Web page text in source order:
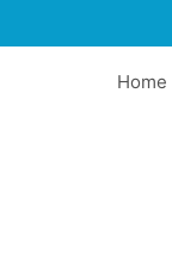
Home